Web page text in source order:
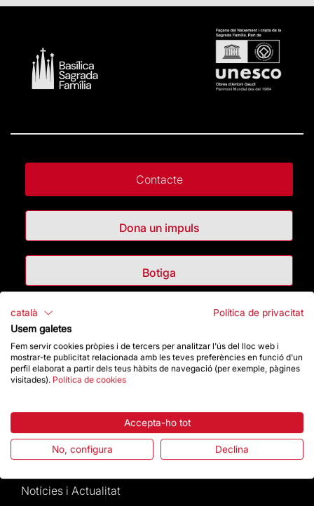
Contacte
Dona un impuls
Botiga
Destacats
La Fundació
Normativa i condicions de compra
Notícies i Actualitat
català
Política de privacitat
Usem galetes
Fem servir cookies pròpies i de tercers per analitzar l'ús del lloc web i
mostrar-te publicitat relacionada amb les teves preferències en funció d'un
perfil elaborat a partir dels teus hàbits de navegació (per exemple, pàgines
visitades). Política de cookies
Accepta-ho tot
No, configura Declina